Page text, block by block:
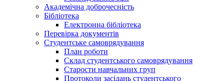
Академічна доброчесність
Бібліотека
Електронна бібліотека
Перевірка документів
Студентське самоврядування
План роботи
Склад студентського самоврядування
Старости навчальних груп
Протоколи засідань студентського